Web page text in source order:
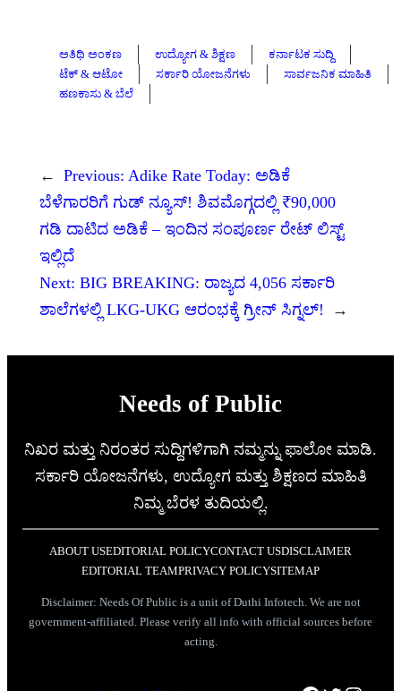
ಅತಿಥಿ ಅಂಕಣ ಉದ್ಯೋಗ & ಶಿಕ್ಷಣ
ಕರ್ನಾಟಕ ಸುದ್ದಿ
ಟೆಕ್ & ಆಟೋ
ಸರ್ಕಾರಿ ಯೋಜನೆಗಳು
ಸಾರ್ವಜನಿಕ ಮಾಹಿತಿ
ಹಣಕಾಸು & ಬೆಲೆ
← Previous: Adike Rate Today: ಅಡಿಕೆ
ಬೆಳೆಗಾರರಿಗೆ ಗುಡ್ ನ್ಯೂಸ್! ಶಿವಮೊಗ್ಗದಲ್ಲಿ ₹90,000
ಗಡಿ ದಾಟಿದ ಅಡಿಕೆ – ಇಂದಿನ ಸಂಪೂರ್ಣ ರೇಟ್ ಲಿಸ್ಟ್
ಇಲ್ಲಿದೆ
Next: BIG BREAKING: ರಾಜ್ಯದ 4,056 ಸರ್ಕಾರಿ
ಶಾಲೆಗಳಲ್ಲಿ LKG-UKG ಆರಂಭಕ್ಕೆ ಗ್ರೀನ್‌ ಸಿಗ್ನಲ್!
→
Needs of Public
ನಿಖರ ಮತ್ತು ನಿರಂತರ ಸುದ್ದಿಗಳಿಗಾಗಿ ನಮ್ಮನ್ನು ಫಾಲೋ ಮಾಡಿ.
ಸರ್ಕಾರಿ ಯೋಜನೆಗಳು, ಉದ್ಯೋಗ ಮತ್ತು ಶಿಕ್ಷಣದ ಮಾಹಿತಿ
ನಿಮ್ಮ ಬೆರಳ ತುದಿಯಲ್ಲಿ.
ABOUT USEDITORIAL POLICYCONTACT USDISCLAIMER
EDITORIAL TEAMPRIVACY POLICYSITEMAP
Disclaimer: Needs Of Public is a unit of Duthi Infotech. We are not
government-affiliated. Please verify all info with official sources before
acting.